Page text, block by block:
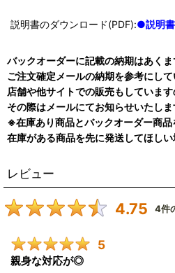
説明書のダウンロード(PDF):●説明
バックオーダーに記載の納期はあくま
ご注文確定メールの納期を参考にし
店舗や他サイトでの販売もしていま
その際はメールにてお知らせいたしま
※在庫あり商品とバックオーダー商品
在庫がある商品を先に発送してほし
レビュー
4.75 4件
5
親身な対応が◎